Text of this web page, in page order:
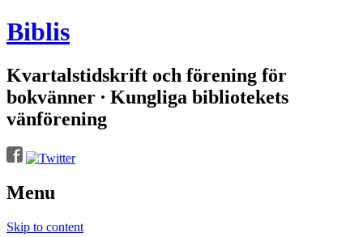
Biblis
Kvartalstidskrift och förening för
bokvänner ∙ Kungliga bibliotekets
vänförening
Menu
Skip to content